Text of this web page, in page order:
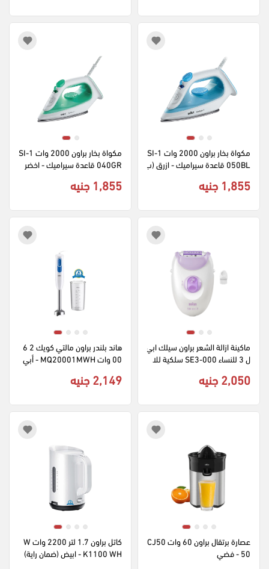
مكواة بخار براون 2000 وات SI-1
050BL قاعدة سيراميك - ازرق (ب
1,855 جنيه
مكواة بخار براون 2000 وات SI-1
1,855 جنيه
ماكينة ازالة الشعر براون سيلك ابي
ل 3 للنساء SE3-000 سلكية للا
2,050 جنيه
هاند بلندر براون مالتي كويك 2 6
00 وات MQ20001MWH - أبي
2,149 جنيه
عصارة برتقال براون 60 وات CJ50
50 - فضي
كاتل براون 1.7 لتر 2200 وات W
K1100 WH - ابيض (ضمان راية)